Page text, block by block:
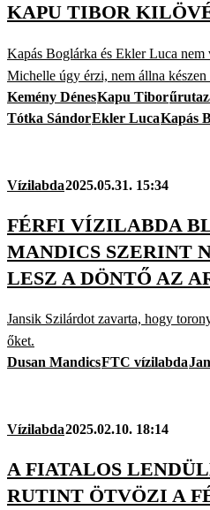
KAPU TIBOR
Kapás Boglárka és Ekler Luca nem
Michelle úgy érzi, nem állna
Kemény DénesKapu Tibor
Tótka SándorEkler LucaKapás
Vízilabda2025.05.31. 15:34
FÉRFI VÍZILABDA
MANDICS SZERINT
LESZ A DÖNTŐ AZ
Jansik Szilárdot zavarta, hogy
őket.
Dusan MandicsFTC vízilabda
Vízilabda2025.02.10. 18:14
A FIATALOS
RUTINT ÖTVÖZI A